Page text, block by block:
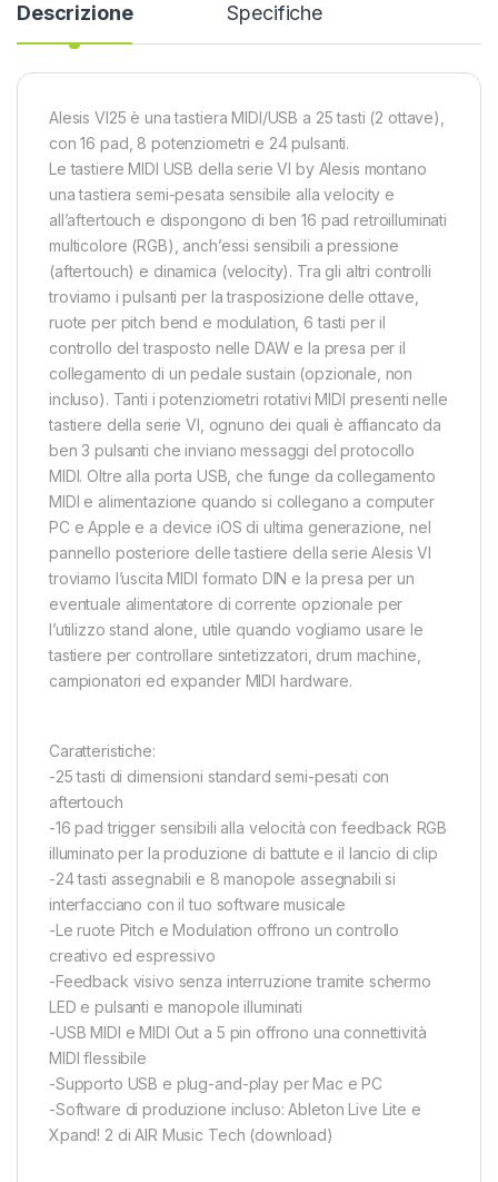
Descrizione Specifiche
Alesis VI25 è una tastiera MIDI/USB a 25 tasti (2 ottave),
con 16 pad, 8 potenziometri e 24 pulsanti.
Le tastiere MIDI USB della serie VI by Alesis montano
una tastiera semi-pesata sensibile alla velocity e
all’aftertouch e dispongono di ben 16 pad retroilluminati
multicolore (RGB), anch’essi sensibili a pressione
(aftertouch) e dinamica (velocity). Tra gli altri controlli
troviamo i pulsanti per la trasposizione delle ottave,
ruote per pitch bend e modulation, 6 tasti per il
controllo del trasposto nelle DAW e la presa per il
collegamento di un pedale sustain (opzionale, non
incluso). Tanti i potenziometri rotativi MIDI presenti nelle
tastiere della serie VI, ognuno dei quali è affiancato da
ben 3 pulsanti che inviano messaggi del protocollo
MIDI. Oltre alla porta USB, che funge da collegamento
MIDI e alimentazione quando si collegano a computer
PC e Apple e a device iOS di ultima generazione, nel
pannello posteriore delle tastiere della serie Alesis VI
troviamo l’uscita MIDI formato DIN e la presa per un
eventuale alimentatore di corrente opzionale per
l’utilizzo stand alone, utile quando vogliamo usare le
tastiere per controllare sintetizzatori, drum machine,
campionatori ed expander MIDI hardware.
Caratteristiche:
-25 tasti di dimensioni standard semi-pesati con
aftertouch
-16 pad trigger sensibili alla velocità con feedback RGB
illuminato per la produzione di battute e il lancio di clip
-24 tasti assegnabili e 8 manopole assegnabili si
interfacciano con il tuo software musicale
-Le ruote Pitch e Modulation offrono un controllo
creativo ed espressivo
-Feedback visivo senza interruzione tramite schermo
LED e pulsanti e manopole illuminati
-USB MIDI e MIDI Out a 5 pin offrono una connettività
MIDI flessibile
-Supporto USB e plug-and-play per Mac e PC
-Software di produzione incluso: Ableton Live Lite e
Xpand! 2 di AIR Music Tech (download)